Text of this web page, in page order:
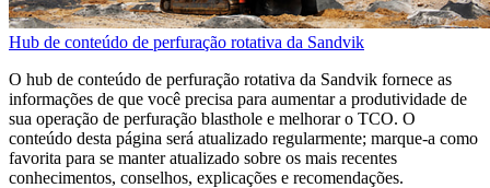
Hub de conteúdo de perfuração rotativa da Sandvik
O hub de conteúdo de perfuração rotativa da Sandvik fornece as
informações de que você precisa para aumentar a produtividade de
sua operação de perfuração blasthole e melhorar o TCO. O
conteúdo desta página será atualizado regularmente; marque-a como
favorita para se manter atualizado sobre os mais recentes
conhecimentos, conselhos, explicações e recomendações.